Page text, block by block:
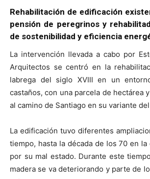
Rehabilitación de edificación
pensión de peregrinos y
de sostenibilidad y eficiencia
La intervención llevada a cabo por
Arquitectos se centró en la
labrega del siglo XVIII en un
castaños, con una parcela de hectárea
al camino de Santiago en su variante
La edificación tuvo diferentes
tiempo, hasta la década de los 70 en la
por su mal estado. Durante este
madera se va deteriorando y parte de